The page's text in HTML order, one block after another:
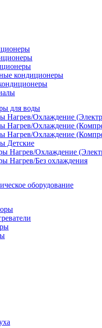
кондиционеры
для воды
Нагрев/Охлаждение
Нагрев/Охлаждение
Нагрев/Охлаждение
Детские
Нагрев/Охлаждение
Нагрев/Без охлаждения
оборудование